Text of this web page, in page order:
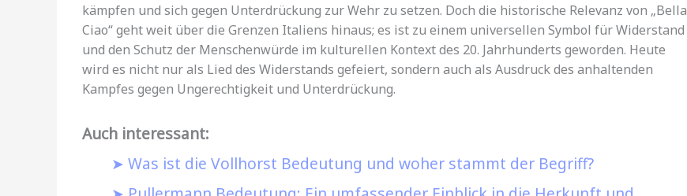
kämpfen und sich gegen Unterdrückung zur Wehr zu setzen. Doch die historische Relevanz von „Bella
Ciao“ geht weit über die Grenzen Italiens hinaus; es ist zu einem universellen Symbol für Widerstand
und den Schutz der Menschenwürde im kulturellen Kontext des 20. Jahrhunderts geworden. Heute
wird es nicht nur als Lied des Widerstands gefeiert, sondern auch als Ausdruck des anhaltenden
Kampfes gegen Ungerechtigkeit und Unterdrückung.
Auch interessant:
Was ist die Vollhorst Bedeutung und woher stammt der Begriff?